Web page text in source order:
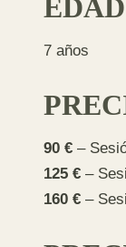
7 años
90 €–
125 €–
160 €–